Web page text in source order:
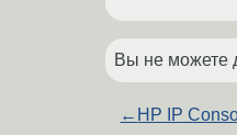
Вы не можете
← HP IP